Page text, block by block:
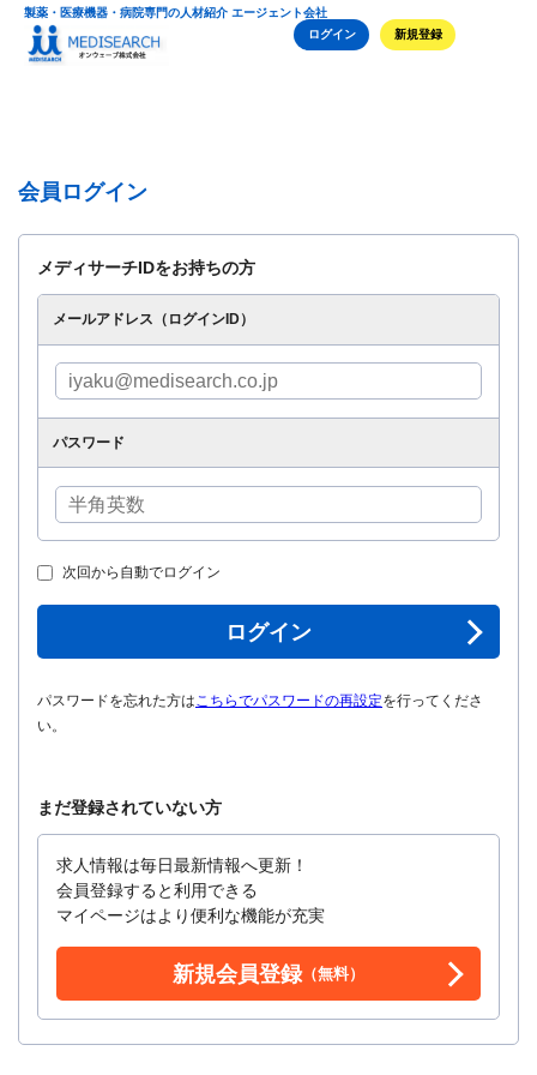
製薬・医療機器・病院専門の人材紹介 エージェント会社
ログイン
新規登録
会員ログイン
メディサーチIDをお持ちの方
メールアドレス（ログインID）
パスワード
次回から自動でログイン
ログイン
パスワードを忘れた方はこちらでパスワードの再設定を行ってくださ
い。
まだ登録されていない方
求人情報は毎日最新情報へ更新！
会員登録すると利用できる
マイページはより便利な機能が充実
新規会員登録（無料）